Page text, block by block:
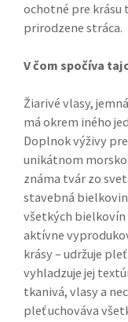
ochotné pre krásu
prirodzene stráca.
V čom spočíva
Žiarivé vlasy,
má okrem iného
Doplnok výživy
unikátnom
známa tvár zo
stavebná
všetkých bielkovín
aktívne
krásy – udržuje
vyhladzuje jej
tkanivá, vlasy a
pleť uchováva